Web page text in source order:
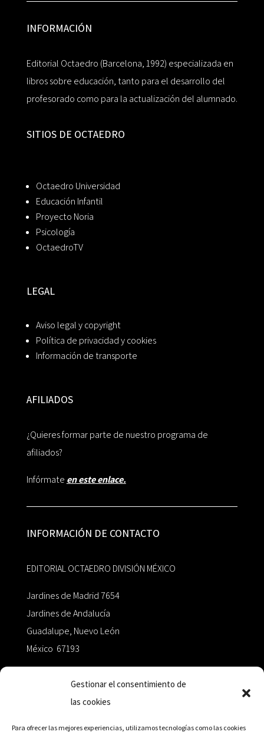
Gestionar el consentimiento de
las cookies
Para ofrecer las mejores experiencias, utilizamos tecnologías como las cookies
INFORMACIÓN
Editorial Octaedro (Barcelona, 1992) especializada en
libros sobre educación, tanto para el desarrollo del
profesorado como para la actualización del alumnado.
SITIOS DE OCTAEDRO
Octaedro Universidad
Educación Infantil
Proyecto Noria
Psicología
OctaedroTV
LEGAL
Aviso legal y copyright
Política de privacidad y cookies
Información de transporte
AFILIADOS
¿Quieres formar parte de nuestro programa de
afiliados?
Infórmate en este enlace.
INFORMACIÓN DE CONTACTO
EDITORIAL OCTAEDRO DIVISIÓN MÉXICO
Jardines de Madrid 7654
Jardines de Andalucía
Guadalupe, Nuevo León
México 67193
+52 811.499.5638